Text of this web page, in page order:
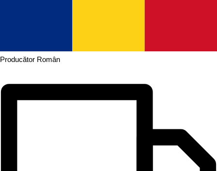
Producător Român